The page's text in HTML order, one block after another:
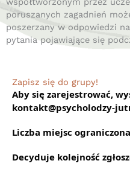
poruszanych zagadnień
poszerzany w odpowiedzi
pytania pojawiające się
Zapisz się do grupy!
Aby się zarejestrować,
kontakt@psycholodzy-
Liczba miejsc
Decyduje kolejność